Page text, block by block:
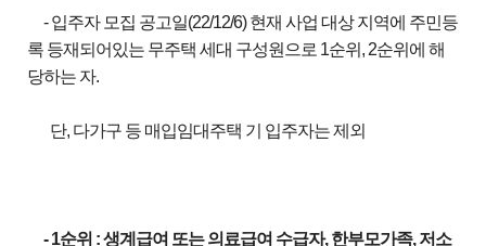
- 입주자 모집 공고일(22/12/6) 현재 사업 대상 지역에 주민등
록 등재되어있는 무주택 세대 구성원으로 1순위, 2순위에 해
당하는 자.
단, 다가구 등 매입임대주택 기 입주자는 제외
- 1순위 : 생계급여 또는 의료급여 수급자, 한부모가족, 저소